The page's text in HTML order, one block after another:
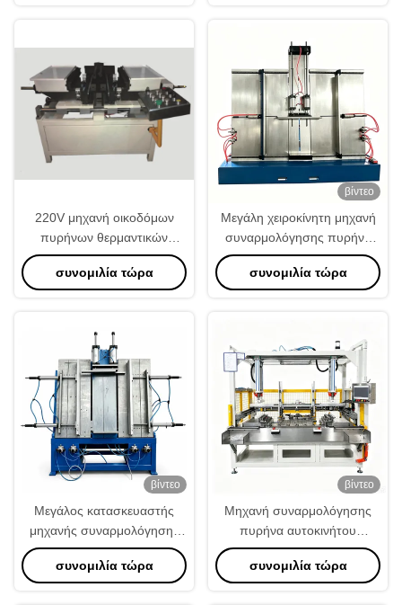
220V μηχανή οικοδόμων
πυρήνων θερμαντικών
σωμάτων σωλήνων
συνομιλία τώρα
βίντεο
Μεγάλη χειροκίνητη μηχανή
συναρμολόγησης πυρήνα
καλοριφέρ | Εξοπλισμός
συναρμολόγησης εναλλάκτη
συνομιλία τώρα
βίντεο
Μεγάλος κατασκευαστής
μηχανής συναρμολόγησης
πυρήνα ψυγείου
1200×1000mm Χτίστης
συνομιλία τώρα
βίντεο
Μηχανή συναρμολόγησης
πυρήνα αυτοκινήτου
συντηρητή.
συνομιλία τώρα